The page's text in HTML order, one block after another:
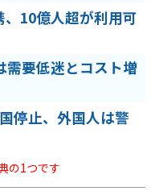
10億人超が利用可
需要低迷とコスト増
停止、外国人は警
の1つです